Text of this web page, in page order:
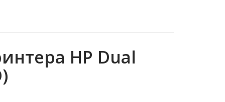
HP Dual